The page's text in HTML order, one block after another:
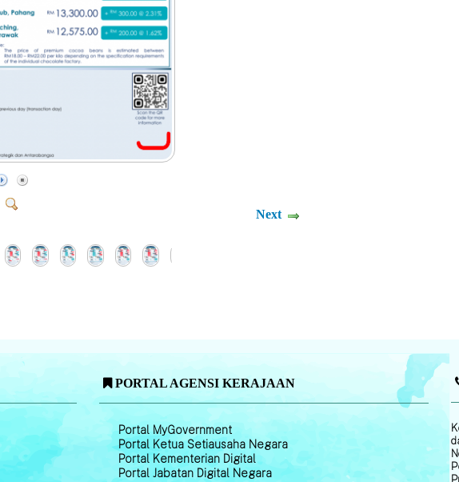
Next
PORTAL AGENSI KERAJAAN
Portal MyGovernment
Portal Ketua Setiausaha Negara
Portal Kementerian Digital
Portal Jabatan Digital Negara